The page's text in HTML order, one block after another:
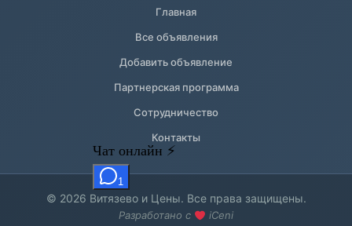
Главная
Все объявления
Добавить объявление
Партнерская программа
Сотрудничество
Контакты
© 2026 Витязево и Цены. Все права защищены.
Разработано с iCeni